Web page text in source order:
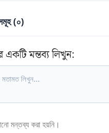
(০)
মন্তব্য লিখুন:
মন্তব্য করা হয়নি।